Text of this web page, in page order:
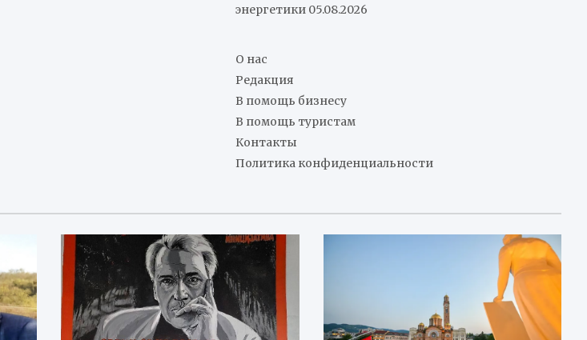
энергетики 05.08.2026
О нас
Редакция
В помощь бизнесу
В помощь туристам
Контакты
Политика конфиденциальности